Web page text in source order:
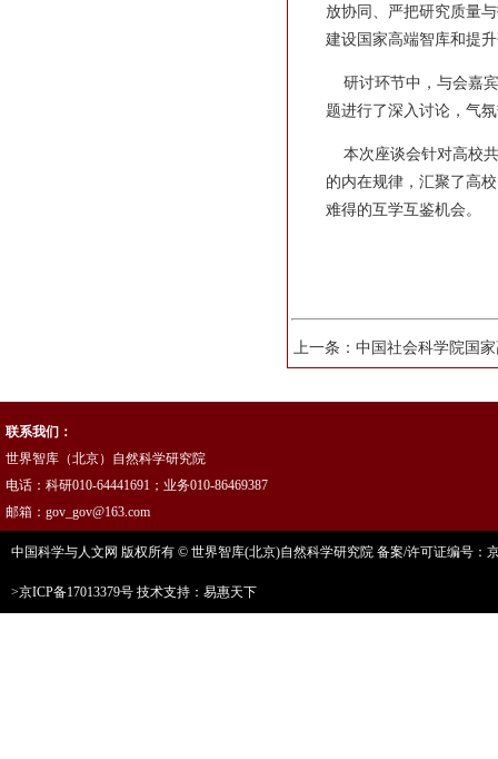
放协同、严把研究质量
建设国家高端智库和提
研讨环节中，与会嘉宾
题进行了深入讨论，气
本次座谈会针对高校共
的内在规律，汇聚了高
难得的互学互鉴机会。
上一条： 中国社会科学院国
联系我们：
世界智库（北京）自然科学研究院
电话：科研010-64441691；业务010-86469387
邮箱：gov_gov@163.com
中国科学与人文网 版权所有 © 世界智库(北京)自然科学研究院 备案/许可证编号：
>京ICP备17013379号 技术支持：易惠天下